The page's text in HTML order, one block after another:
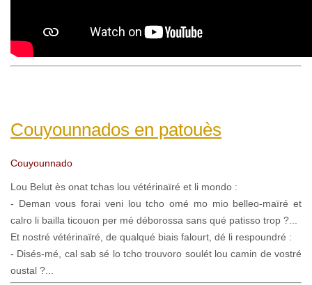
Couyounnados en patouès
Couyounnado
Lou Belut ès onat tchas lou vétérinaïré et li mondo :
- Deman vous forai veni lou tcho omé mo mio belleo-maïré et
calro li bailla ticouon per mé déborossa sans qué patisso trop ?...
Et nostré vétérinaïré, de qualqué biais falourt, dé li respoundré :
- Disés-mé, cal sab sé lo tcho trouvoro soulét lou camin de vostré
oustal ?...